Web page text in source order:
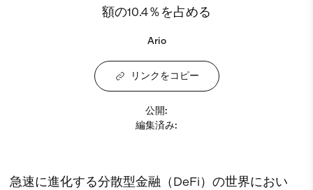
額の10.4％を占める
Ario
リンクをコピー
公開:
編集済み:
急速に進化する分散型金融（DeFi）の世界におい